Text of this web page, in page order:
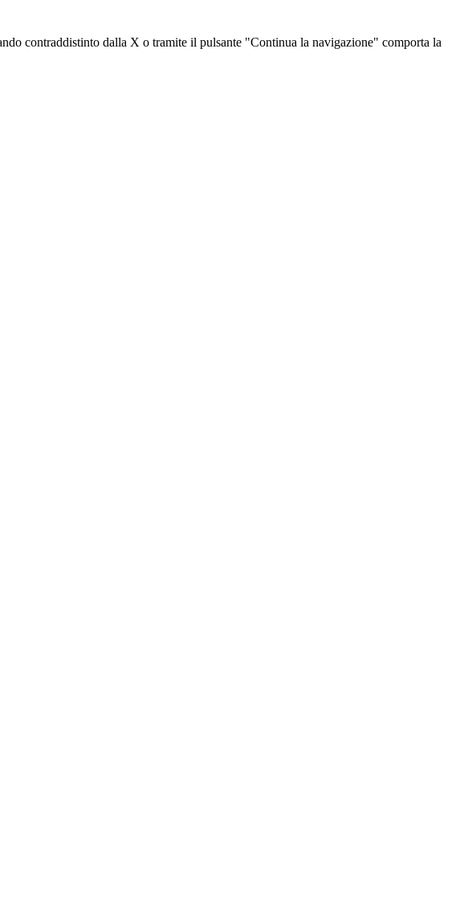
contraddistinto dalla X o tramite il pulsante "Continua la navigazione" comporta la